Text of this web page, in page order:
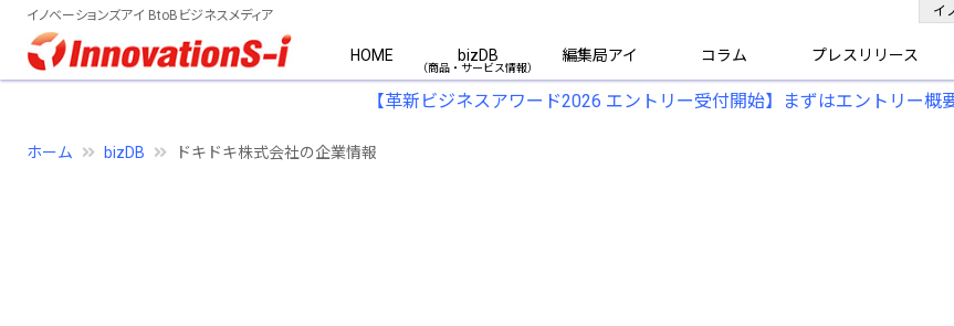
イノベーションズアイ BtoBビジネスメディア
HOME bizDB 編集局アイ コラム プレスリリース
イ
【革新ビジネスアワード2026 エントリー受付開始】まずはエントリー概
ホーム bizDB ドキドキ株式会社の企業情報